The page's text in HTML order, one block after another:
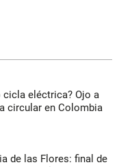
cicla eléctrica? Ojo a
circular en Colombia
de las Flores: final de